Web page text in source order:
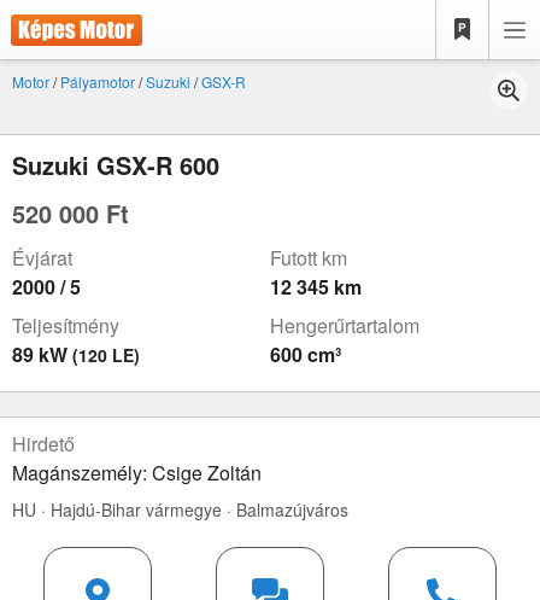
Motor/Pályamotor/Suzuki /GSX-R
Suzuki GSX-R 600
520 000 Ft
Évjárat
2000 / 5
Futott km
12 345 km
Teljesítmény
89 kW (120 LE)
Hengerűrtartalom
600 cm³
Hirdető
Magánszemély: Csige Zoltán
HU · Hajdú-Bihar vármegye · Balmazújváros